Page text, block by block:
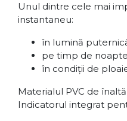
Unul dintre cele mai
instantaneu:
în lumină
pe timp de
în condiții de
Materialul PVC de
Indicatorul integrat